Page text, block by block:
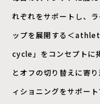
れぞれをサポートし、
ップを展開する＜
cycle」をコンセプトに
とオフの切り替えに寄
ィショニングをサポー